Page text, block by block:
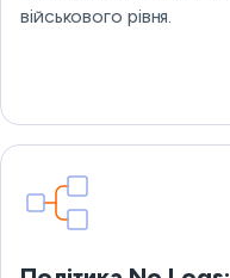
військового рівня.